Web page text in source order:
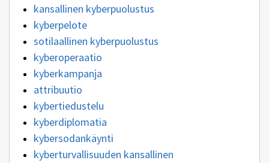
kansallinen kyberpuolustus
kyberpelote
sotilaallinen kyberpuolustus
kyberoperaatio
kyberkampanja
attribuutio
kybertiedustelu
kyberdiplomatia
kybersodankäynti
kyberturvallisuuden kansallinen